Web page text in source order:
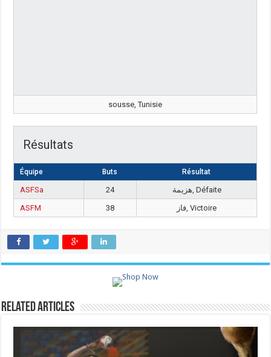
sousse, Tunisie
Résultats
Équipe Buts Résultat
ASFSa 24
هزيمة, Défaite
ASFM
38 فاز, Victoire
Related Articles